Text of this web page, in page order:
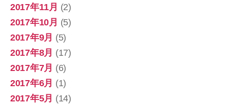
2017年11月 (2)
2017年10月 (5)
2017年9月 (5)
2017年8月 (17)
2017年7月 (6)
2017年6月 (1)
2017年5月 (14)